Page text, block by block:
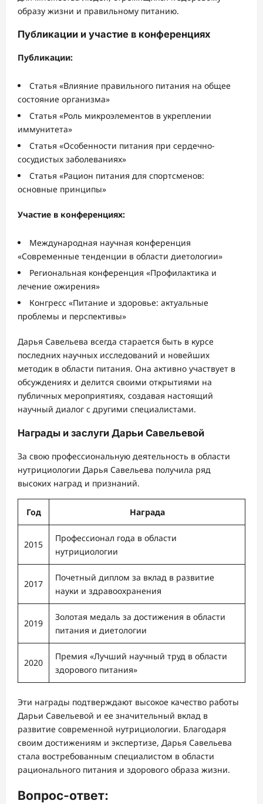
образу жизни и правильному питанию.
Публикации и участие в конференциях
Публикации:
Статья «Влияние правильного питания на общее
состояние организма»
Статья «Роль микроэлементов в укреплении
иммунитета»
Статья «Особенности питания при сердечно-
сосудистых заболеваниях»
Статья «Рацион питания для спортсменов:
основные принципы»
Участие в конференциях:
Международная научная конференция
«Современные тенденции в области диетологии»
Региональная конференция «Профилактика и
лечение ожирения»
Конгресс «Питание и здоровье: актуальные
проблемы и перспективы»
Дарья Савельева всегда старается быть в курсе
последних научных исследований и новейших
методик в области питания. Она активно участвует в
обсуждениях и делится своими открытиями на
публичных мероприятиях, создавая настоящий
научный диалог с другими специалистами.
Награды и заслуги Дарьи Савельевой
За свою профессиональную деятельность в области
нутрициологии Дарья Савельева получила ряд
высоких наград и признаний.
Год Награда
2015
Профессионал года в области
нутрициологии
2017
Почетный диплом за вклад в развитие
науки и здравоохранения
2019
Золотая медаль за достижения в области
питания и диетологии
2020
Премия «Лучший научный труд в области
здорового питания»
Эти награды подтверждают высокое качество работы
Дарьи Савельевой и ее значительный вклад в
развитие современной нутрициологии. Благодаря
своим достижениям и экспертизе, Дарья Савельева
стала востребованным специалистом в области
рационального питания и здорового образа жизни.
Вопрос-ответ: